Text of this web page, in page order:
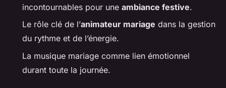
incontournables pour une ambiance festive.
Le rôle clé de l’animateur mariage dans la gestion
du rythme et de l’énergie.
La musique mariage comme lien émotionnel
durant toute la journée.